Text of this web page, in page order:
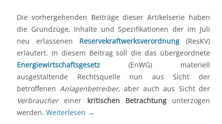
Die vorhergehenden Beiträge dieser Artikelserie haben
die Grundzüge, Inhalte und Spezifikationen der im Juli
neu erlassenen Reservekraftwerksverordnung (ResKV)
erläutert. In diesem Beitrag soll die das übergeordnete
Energiewirtschaftsgesetz (EnWG) materiell
ausgestaltende Rechtsquelle nun aus Sicht der
betroffenen Anlagenbetreiber, aber auch aus Sicht der
Verbrauchereiner kritischen Betrachtungunterzogen
werden. Weiterlesen →